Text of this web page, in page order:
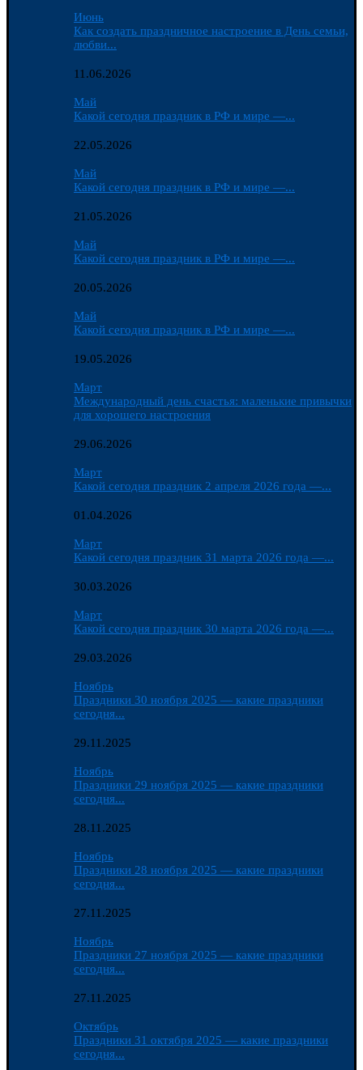
Июнь
Как создать праздничное настроение в День семьи,
любви...
11.06.2026
Май
Какой сегодня праздник в РФ и мире —...
22.05.2026
Май
Какой сегодня праздник в РФ и мире —...
21.05.2026
Май
Какой сегодня праздник в РФ и мире —...
20.05.2026
Май
Какой сегодня праздник в РФ и мире —...
19.05.2026
Март
Международный день счастья: маленькие привычки
для хорошего настроения
29.06.2026
Март
Какой сегодня праздник 2 апреля 2026 года —...
01.04.2026
Март
Какой сегодня праздник 31 марта 2026 года —...
30.03.2026
Март
Какой сегодня праздник 30 марта 2026 года —...
29.03.2026
Ноябрь
Праздники 30 ноября 2025 — какие праздники
сегодня...
29.11.2025
Ноябрь
Праздники 29 ноября 2025 — какие праздники
сегодня...
28.11.2025
Ноябрь
Праздники 28 ноября 2025 — какие праздники
сегодня...
27.11.2025
Ноябрь
Праздники 27 ноября 2025 — какие праздники
сегодня...
27.11.2025
Октябрь
Праздники 31 октября 2025 — какие праздники
сегодня...